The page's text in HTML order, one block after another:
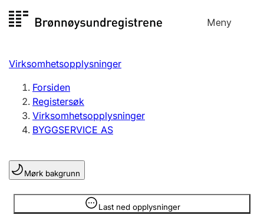
til
Meny
Registersøk
Aksjeselskap
Enkeltpersonforetak
Registrere, endre, slette
Lag og forening
Registrere, endre, slette
Virksomhetsopplysninger
Forsiden
Registersøk
Virksomhetsopplysninger
BYGGSERVICE AS
Mørk bakgrunn
Last ned opplysninger
Opplysninger er skjult